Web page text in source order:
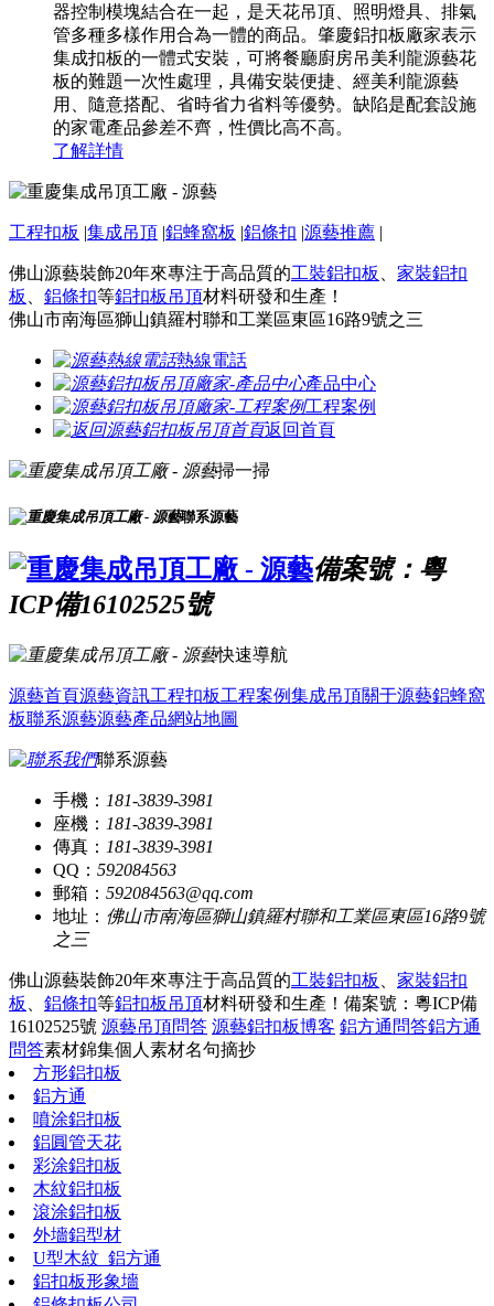
器控制模塊結合在一起，是天花吊頂、照明燈具、排氣
管多種多樣作用合為一體的商品。肇慶鋁扣板廠家表示
集成扣板的一體式安裝，可將餐廳廚房吊美利龍源藝花
板的難題一次性處理，具備安裝便捷、經美利龍源藝
用、隨意搭配、省時省力省料等優勢。缺陷是配套設施
的家電產品參差不齊，性價比高不高。
了解詳情
工程扣板 |集成吊頂 |鋁蜂窩板 |鋁條扣 |源藝推薦 |
佛山源藝裝飾20年來專注于高品質的工裝鋁扣板
家裝鋁扣
板
鋁條扣等鋁扣板吊頂材料研發和生產！
佛山市南海區獅山鎮羅村聯和工業區東區16路9號之三
熱線電話
產品中心
工程案例
返回首頁
掃一掃
聯系源藝
備案號：粵
ICP備16102525號
快速導航
源藝首頁源藝資訊工程扣板工程案例集成吊頂關于源藝鋁蜂窩
板聯系源藝源藝產品網站地圖
聯系源藝
手機： 181-3839-3981
座機： 181-3839-3981
傳真： 181-3839-3981
QQ： 592084563
郵箱： 592084563@qq.com
地址： 佛山市南海區獅山鎮羅村聯和工業區東區16路9號
之三
佛山源藝裝飾20年來專注于高品質的工裝鋁扣板
家裝鋁扣
板
鋁條扣等鋁扣板吊頂材料研發和生產！ 備案號：粵ICP備
16102525號 源藝吊頂問答 源藝鋁扣板博客 鋁方通問答鋁方通
問答素材錦集個人素材名句摘抄
方形鋁扣板
鋁方通
噴涂鋁扣板
鋁圓管天花
彩涂鋁扣板
木紋鋁扣板
滾涂鋁扣板
外墻鋁型材
U型木紋_鋁方通
鋁扣板形象墻